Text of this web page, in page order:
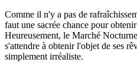
Comme il n'y a pas de
faut une sacrée chance pour
Heureusement, le Marché
s'attendre à obtenir l'objet de ses
simplement irréaliste.